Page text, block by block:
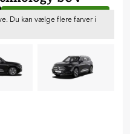
Du kan vælge flere farver i